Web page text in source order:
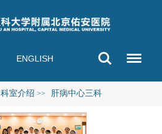
ENGLISH
科室介绍 >> 肝病中心三科